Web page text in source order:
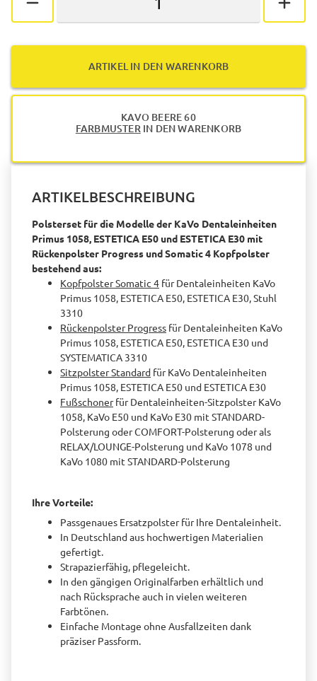
ARTIKEL IN DEN WARENKORB
KAVO BEERE 60
FARBMUSTERIN DEN WARENKORB
ARTIKELBESCHREIBUNG
Polsterset für die Modelle der KaVo Dentaleinheiten
Primus 1058, ESTETICA E50 und ESTETICA E30 mit
Rückenpolster Progress und Somatic 4 Kopfpolster
bestehend aus:
Kopfpolster Somatic 4 für Dentaleinheiten KaVo
Primus 1058, ESTETICA E50, ESTETICA E30, Stuhl
3310
Rückenpolster Progress für Dentaleinheiten KaVo
Primus 1058, ESTETICA E50, ESTETICA E30 und
SYSTEMATICA 3310
Sitzpolster Standard für KaVo Dentaleinheiten
Primus 1058, ESTETICA E50 und ESTETICA E30
Fußschonerfür Dentaleinheiten-Sitzpolster KaVo
1058, KaVo E50 und KaVo E30 mit STANDARD-
Polsterung oder COMFORT-Polsterung oder als
RELAX/LOUNGE-Polsterung und KaVo 1078 und
KaVo 1080 mit STANDARD-Polsterung
Ihre Vorteile:
Passgenaues Ersatzpolster für Ihre Dentaleinheit.
In Deutschland aus hochwertigen Materialien
gefertigt.
Strapazierfähig, pflegeleicht.
In den gängigen Originalfarben erhältlich und
nach Rücksprache auch in vielen weiteren
Farbtönen.
Einfache Montage ohne Ausfallzeiten dank
präziser Passform.